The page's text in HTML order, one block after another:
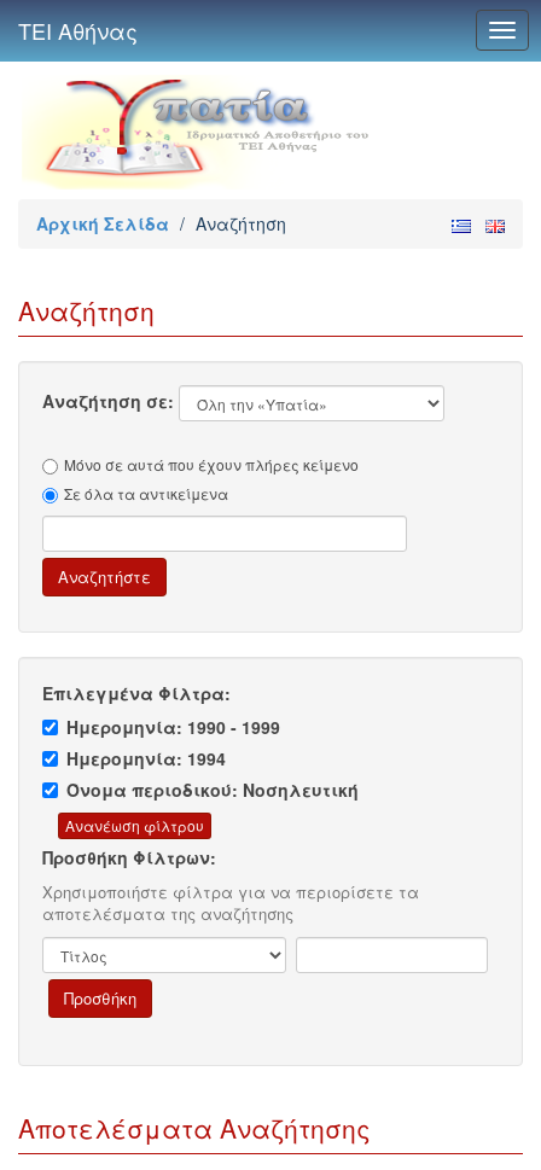
ΤΕΙ Αθήνας
Αρχική Σελίδα / Αναζήτηση
Αναζήτηση
Αναζήτηση σε:
Μόνο σε αυτά που έχουν πλήρες κείμενο
Σε όλα τα αντικείμενα
Επιλεγμένα Φίλτρα:
Ημερομηνία: 1990 - 1999
Ημερομηνία: 1994
Όνομα περιοδικού: Νοσηλευτική
Προσθήκη Φίλτρων:
Χρησιμοποιήστε φίλτρα για να περιορίσετε τα
αποτελέσματα της αναζήτησης
Αποτελέσματα Αναζήτησης